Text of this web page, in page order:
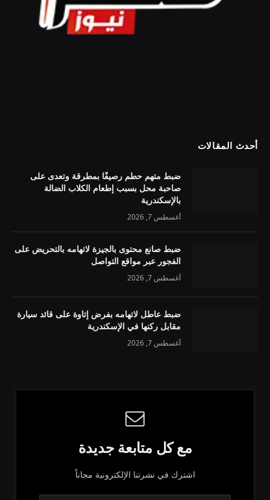
أحدث المقالات
ضبط متهم حطم رصيفًا بمطرقة وتعدى على
صاحبة محل بسبب إطعام الكلاب الضالة
بالإسكندرية
أغسطس 7, 2026
ضبط صانع محتوى بالجيزة لاتهامه بالتحريض على
الفجور عبر مواقع التواصل
أغسطس 7, 2026
ضبط عاطل لاتهامه بفرض إتاوة على قائد سيارة
مقابل ركنها في الإسكندرية
أغسطس 7, 2026
مع كل متابعة جديدة
اشترك في نشرتنا الإلكترونية مجاناً